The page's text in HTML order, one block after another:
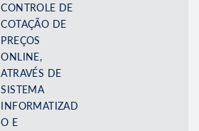
CONTROLE DE
COTAÇÃO DE
PREÇOS
ONLINE,
ATRAVÉS DE
SISTEMA
INFORMATIZAD
O E